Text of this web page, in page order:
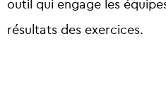
outil qui engage les
résultats des exercices.